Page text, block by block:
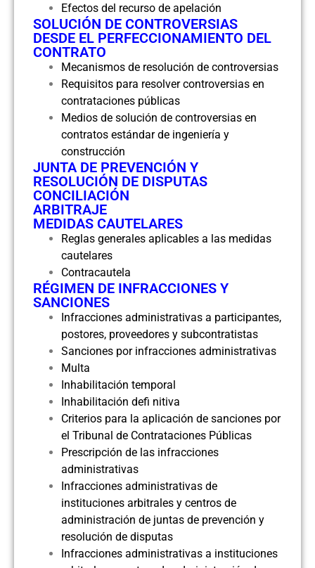
Efectos del recurso de apelación
SOLUCIÓN DE CONTROVERSIAS
DESDE EL PERFECCIONAMIENTO DEL
CONTRATO
Mecanismos de resolución de controversias
Requisitos para resolver controversias en
contrataciones públicas
Medios de solución de controversias en
contratos estándar de ingeniería y
construcción
JUNTA DE PREVENCIÓN Y
RESOLUCIÓN DE DISPUTAS
CONCILIACIÓN
ARBITRAJE
MEDIDAS CAUTELARES
Reglas generales aplicables a las medidas
cautelares
Contracautela
RÉGIMEN DE INFRACCIONES Y
SANCIONES
Infracciones administrativas a participantes,
postores, proveedores y subcontratistas
Sanciones por infracciones administrativas
Multa
Inhabilitación temporal
Inhabilitación defi nitiva
Criterios para la aplicación de sanciones por
el Tribunal de Contrataciones Públicas
Prescripción de las infracciones
administrativas
Infracciones administrativas de
instituciones arbitrales y centros de
administración de juntas de prevención y
resolución de disputas
Infracciones administrativas a instituciones